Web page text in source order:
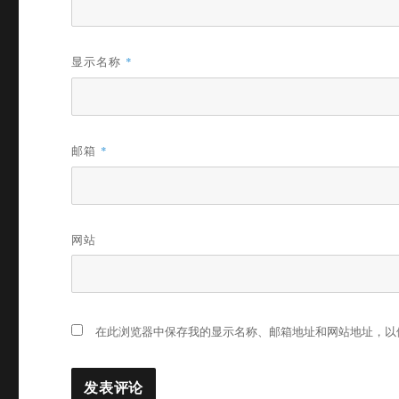
显示名称 *
邮箱 *
网站
在此浏览器中保存我的显示名称、邮箱地址和网站地址，以